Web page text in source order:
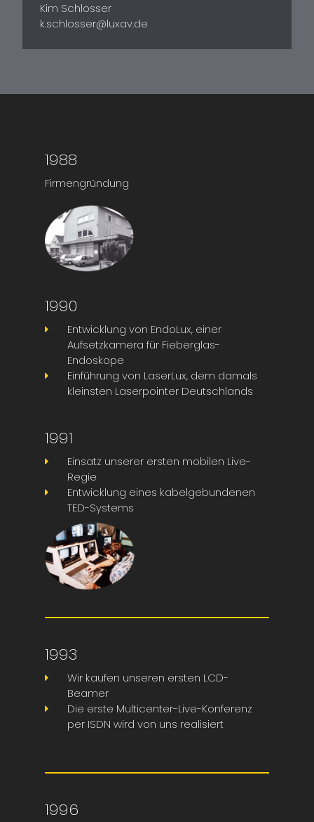
Kim Schlosser
k.schlosser@luxav.de
1988
Firmengründung
1990
Entwicklung von EndoLux, einer
Aufsetzkamera für Fieberglas-
Endoskope
Einführung von LaserLux, dem damals
kleinsten Laserpointer Deutschlands
1991
Einsatz unserer ersten mobilen Live-
Regie
Entwicklung eines kabelgebundenen
TED-Systems
1993
Wir kaufen unseren ersten LCD-
Beamer
Die erste Multicenter-Live-Konferenz
per ISDN wird von uns realisiert
1996